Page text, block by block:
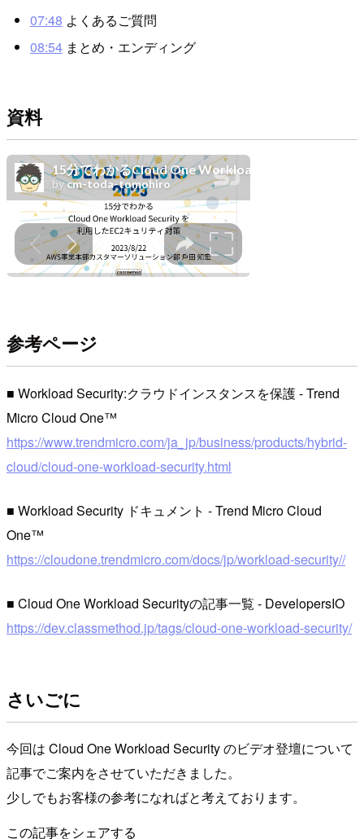
07:48 よくあるご質問
08:54まとめ・エンディング
資料
参考ページ
■ Workload Security:クラウドインスタンスを保護 - Trend
Micro Cloud One™
https://www.trendmicro.com/ja_jp/business/products/hybrid-
cloud/cloud-one-workload-security.html
■ Workload Security ドキュメント - Trend Micro Cloud
One™
https://cloudone.trendmicro.com/docs/jp/workload-security//
■ Cloud One Workload Securityの記事一覧 - DevelopersIO
https://dev.classmethod.jp/tags/cloud-one-workload-security/
さいごに
今回は Cloud One Workload Security のビデオ登壇について
記事でご案内をさせていただきました。
少しでもお客様の参考になればと考えております。
この記事をシェアする